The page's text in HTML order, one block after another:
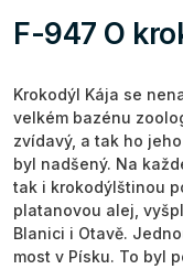
F-947 O
Krokodýl Kája se
velkém bazénu
zvídavý, a tak ho
byl nadšený. Na
tak i krokodýlštinou
platanovou alej,
Blanici i Otavě.
most v Písku. To byl